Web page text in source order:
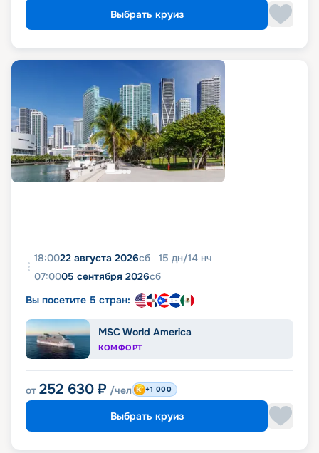
Выбрать круиз
18:0022 августа 2026сб 15 дн/14 нч
07:0005 сентября 2026сб
Вы посетите 5 стран:
MSC World America
КОМФОРТ
от 252 630 ₽ /чел +1 000
Выбрать круиз